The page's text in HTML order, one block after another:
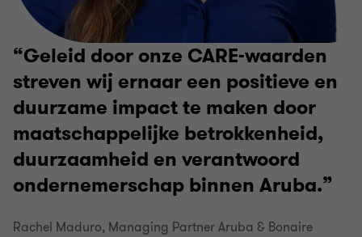
Geleid door onze CARE-waarden
streven wij ernaar een positieve en
duurzame impact te maken door
maatschappelijke betrokkenheid,
duurzaamheid en verantwoord
ondernemerschap binnen Aruba.
Rachel Maduro, Managing Partner Aruba & Bonaire